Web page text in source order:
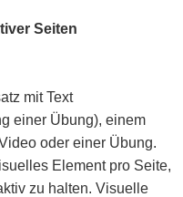
Seiten
mit Text
einer Übung), einem
oder einer Übung.
Element pro Seite,
zu halten. Visuelle